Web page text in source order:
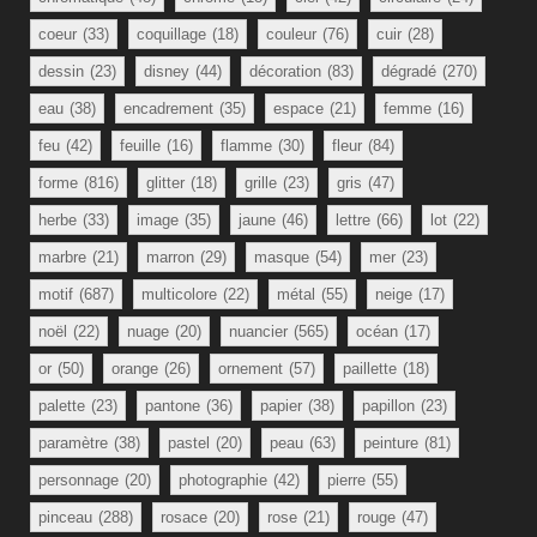
coeur (33) coquillage (18) couleur (76) cuir (28)
dessin (23) disney (44) décoration (83) dégradé (270)
eau (38) encadrement (35) espace (21) femme (16)
feu (42) feuille (16) flamme (30) fleur (84)
forme (816) glitter (18) grille (23) gris (47)
herbe (33) image (35) jaune (46) lettre (66) lot (22)
marbre (21) marron (29) masque (54) mer (23)
motif (687) multicolore (22) métal (55) neige (17)
noël (22) nuage (20) nuancier (565) océan (17)
or (50) orange (26) ornement (57) paillette (18)
palette (23) pantone (36) papier (38) papillon (23)
paramètre (38) pastel (20) peau (63) peinture (81)
personnage (20) photographie (42) pierre (55)
pinceau (288) rosace (20) rose (21) rouge (47)